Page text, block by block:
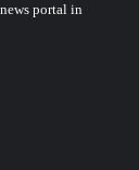
portal in